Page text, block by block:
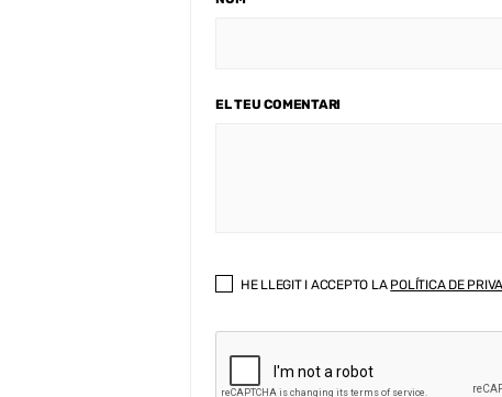
EL TEU COMENTARI
HE LLEGIT I ACCEPTO LA POLÍTICA DE